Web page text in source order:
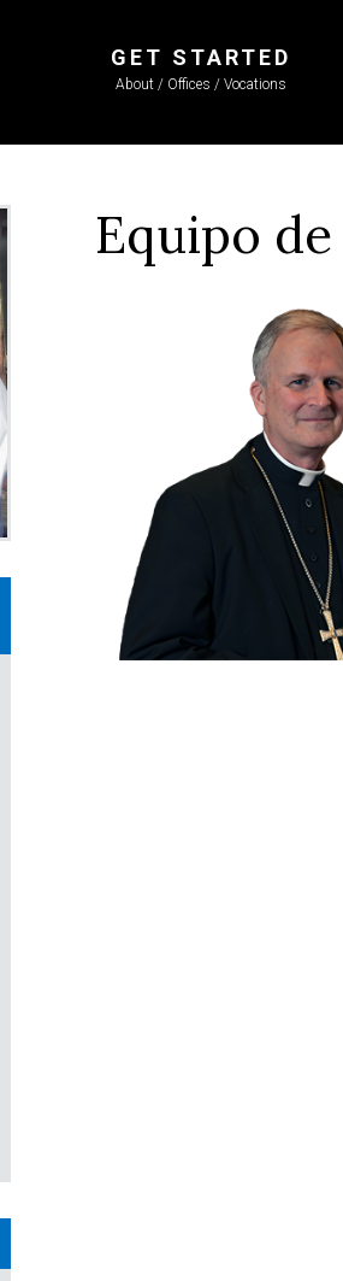
GET STARTED
About / Offices / Vocations
Equipo